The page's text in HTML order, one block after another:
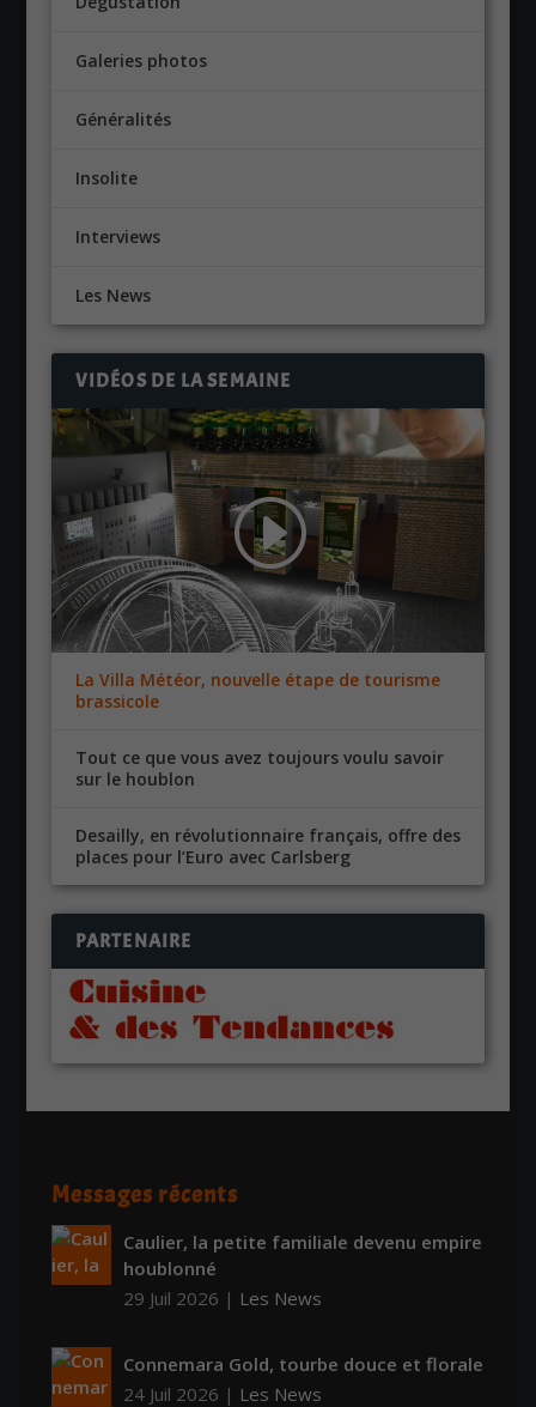
Galeries photos
Généralités
Insolite
Interviews
Les News
VIDÉOS DE LA SEMAINE
La Villa Météor, nouvelle étape de tourisme
brassicole
Tout ce que vous avez toujours voulu savoir
sur le houblon
Desailly, en révolutionnaire français, offre des
places pour l’Euro avec Carlsberg
PARTENAIRE
Messages récents
Caulier, la petite familiale devenu empire
houblonné
29 Juil 2026 | Les News
Connemara Gold, tourbe douce et florale
24 Juil 2026 | Les News